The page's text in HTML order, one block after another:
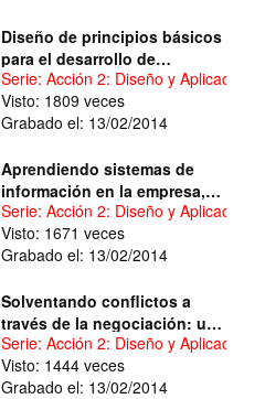
Diseño de principios básicos
para el desarrollo de
Técnicas de Aprendizaje
Cooperativo en las
Enseñanzas Prácticas y de
asignaturas de Sociología de
la UPO
Serie: Acción 2: Diseño y Aplicación
Visto: 1809 veces
Grabado el: 13/02/2014
Aprendiendo sistemas de
información en la empresa,
metodología socio-
constructiva a través de
herramientas 2.0.
Serie: Acción 2: Diseño y Aplicación
Visto: 1671 veces
Grabado el: 13/02/2014
Solventando conflictos a
través de la negociación: una
experiencia en Flipped
Learning
Serie: Acción 2: Diseño y Aplicación
Visto: 1444 veces
Grabado el: 13/02/2014